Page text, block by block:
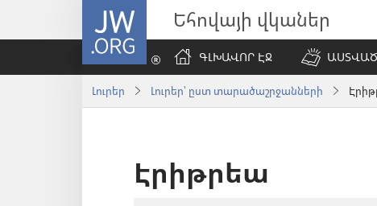
JW.ORG Եհովայի վկաներ
ԳԼԽԱՎՈՐ ԷՋ
Լուրեր Լուրեր՝ ըստ տարածաշրջանների
Էրիթրեա